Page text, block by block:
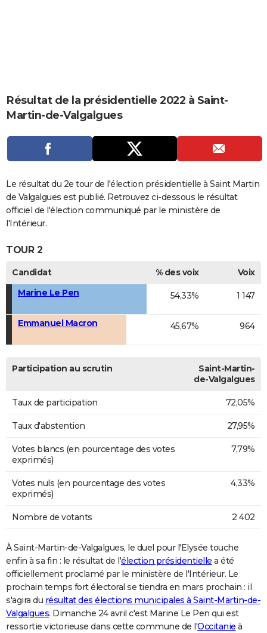
DICTIONNAIRE
PROGRAMME TV
COPAINS D'AVANT
S'inscrire
Se connecter
Lycées
Collèges
Primaires
Universités
Entreprises
Service militaire
Avis de recherche
AVIS DE DÉCÈS
FORUM
Bricolage
Lifestyle
Culture
Sport
Auto
Television
Voyage
Cinema
Résultat de la présidentielle 2022 à Saint-
Martin-de-Valgalgues
Le résultat du 2e tour de l'élection présidentielle à Saint Martin
de Valgalgues est publié. Retrouvez ci-dessous le résultat
officiel de l'élection communiqué par le ministère de
l'Intérieur.
TOUR 2
Candidat % des voix
Voix
Marine Le Pen
54,33% 1 147
Emmanuel Macron 45,67% 964
Participation au scrutin
Saint-Martin-
de-Valgalgues
Taux de participation 72,05%
Taux d'abstention 27,95%
Votes blancs (en pourcentage des votes
exprimés)
7,79%
Votes nuls (en pourcentage des votes
exprimés)
4,33%
Nombre de votants 2 402
À Saint-Martin-de-Valgalgues, le duel pour l'Elysée touche
enfin à sa fin : le résultat de l'élection présidentielle a été
officiellement proclamé par le ministère de l'Intérieur. Le
prochain temps fort électoral se tiendra en mars prochain : il
s'agira du résultat des élections municipales à Saint-Martin-de-
Valgalgues. Dimanche 24 avril c'est Marine Le Pen qui est
ressortie victorieuse dans cette commune de l'Occitanie à